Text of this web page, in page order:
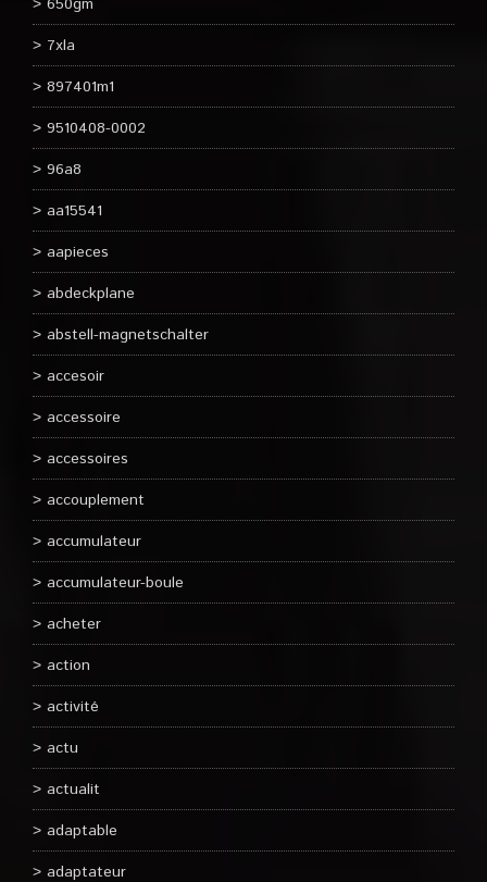
650gm
7xla
897401m1
9510408-0002
96a8
aa15541
aapieces
abdeckplane
abstell-magnetschalter
accesoir
accessoire
accessoires
accouplement
accumulateur
accumulateur-boule
acheter
action
activité
actu
actualit
adaptable
adaptateur